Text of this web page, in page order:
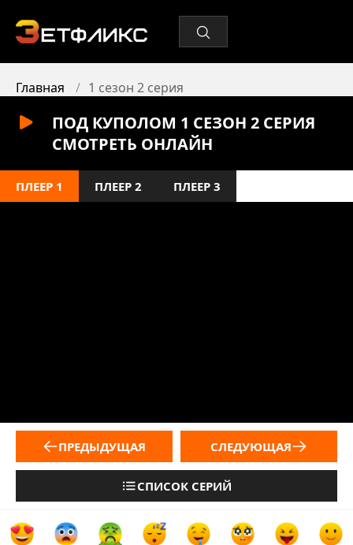
Главная 1 сезон 2 серия
ПОД КУПОЛОМ 1 СЕЗОН 2 СЕРИЯ
СМОТРЕТЬ ОНЛАЙН
ПЛЕЕР 1 ПЛЕЕР 2 ПЛЕЕР 3
ПРЕДЫДУЩАЯ
СПИСОК СЕРИЙ
СЛЕДУЮЩАЯ